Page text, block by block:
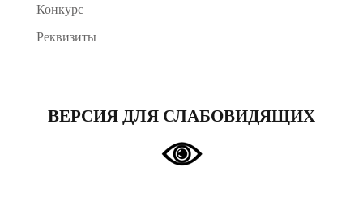
Конкурс
Реквизиты
ВЕРСИЯ ДЛЯ СЛАБОВИДЯЩИХ